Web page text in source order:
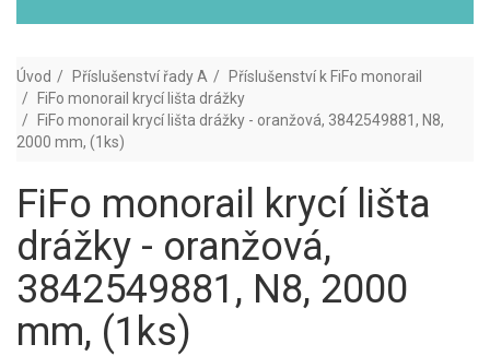
Úvod Příslušenství řady A
Příslušenství k FiFo monorail
FiFo monorail krycí lišta drážky
FiFo monorail krycí lišta drážky - oranžová, 3842549881, N8,
2000 mm, (1ks)
FiFo monorail krycí lišta
drážky - oranžová,
3842549881, N8, 2000
mm, (1ks)